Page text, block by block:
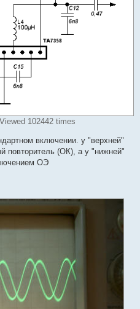
102442 times
включении. у "верхней"
повторитель (ОК), а у "нижней"
ОЭ